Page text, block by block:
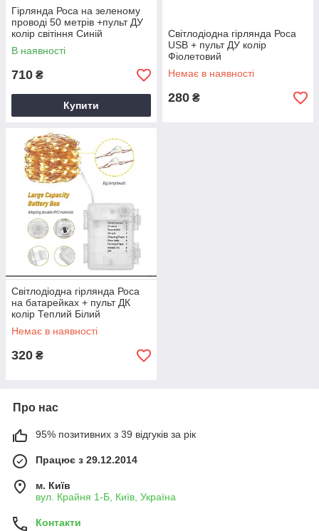
Гірлянда Роса на зеленому
проводі 50 метрів +пульт ДУ
колір світіння Синій
В наявності
710 ₴
Купити
Світлодіодна гірлянда Роса
USB + пульт ДУ колір
Фіолетовий
Немає в наявності
280 ₴
Світлодіодна гірлянда Роса
на батарейках + пульт ДК
колір Теплий Білий
Немає в наявності
320 ₴
Про нас
95% позитивних з 39 відгуків за рік
Працює з 29.12.2014
м. Київ
вул. Крайня 1-Б, Київ, Україна
Контакти